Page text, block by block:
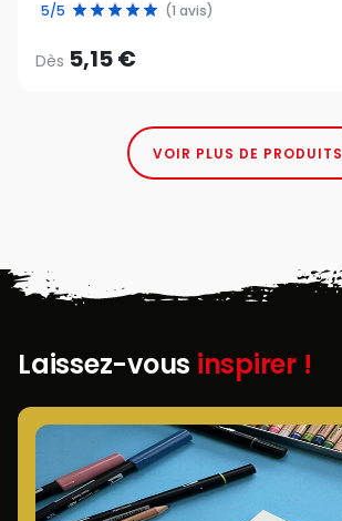
5/5 (1 avis)
Dès 5,15 €
VOIR PLUS DE PRODUITS
Laissez-vous inspirer !